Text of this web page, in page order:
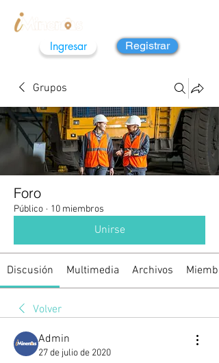
Ingresar Registrar
Grupos
Foro
Público · 10 miembros
Unirse
Discusión Multimedia Archivos
Volver
Admin
27 de julio de 2020